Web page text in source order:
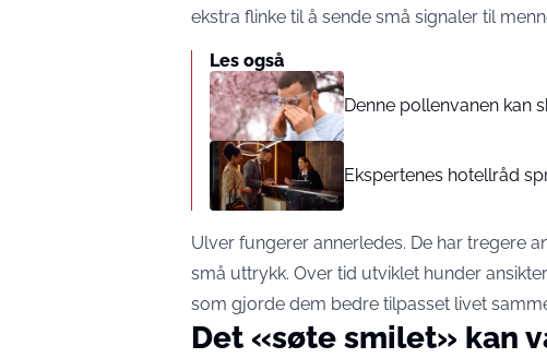
ekstra flinke til å sende små signaler til
Les også
Denne pollenvanen kan
Ekspertenes hotellråd
Ulver fungerer annerledes. De har tregere
små uttrykk. Over tid utviklet hunder
som gjorde dem bedre tilpasset livet
Det «søte smilet» kan